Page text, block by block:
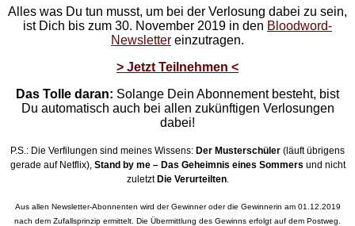
Alles was Du tun musst, um bei der Verlosung dabei zu sein,
ist Dich bis zum 30. November 2019 in den Bloodword-
Newsletter einzutragen.
> Jetzt Teilnehmen <
Das Tolle daran: Solange Dein Abonnement besteht, bist
Du automatisch auch bei allen zukünftigen Verlosungen
dabei!
P.S.: Die Verfilungen sind meines Wissens: Der Musterschüler (läuft übrigens
gerade auf Netflix), Stand by me – Das Geheimnis eines Sommers und nicht
zuletztDie Verurteilten.
Aus allen Newsletter-Abonnenten wird der Gewinner oder die Gewinnerin am 01.12.2019
nach dem Zufallsprinzip ermittelt. Die Übermittlung des Gewinns erfolgt auf dem Postweg.